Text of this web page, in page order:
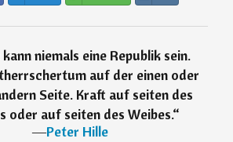
kann niemals eine Republik sein.
auf der einen oder
Seite. Kraft auf seiten des
oder auf seiten des Weibes.“
―Peter Hille